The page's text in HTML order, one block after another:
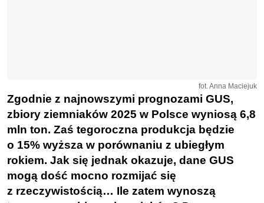
fot. Anna Maciejuk
Zgodnie z najnowszymi prognozami GUS,
zbiory ziemniaków 2025 w Polsce wyniosą 6,8
mln ton. Zaś tegoroczna produkcja będzie
o 15% wyższa w porównaniu z ubiegłym
rokiem. Jak się jednak okazuje, dane GUS
mogą dość mocno rozmijać się
z rzeczywistością… Ile zatem wynoszą